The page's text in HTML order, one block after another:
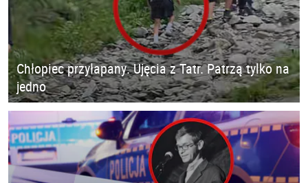
Chłopiec przyłapany. Ujęcia z Tatr. Patrzą tylko na
jedno